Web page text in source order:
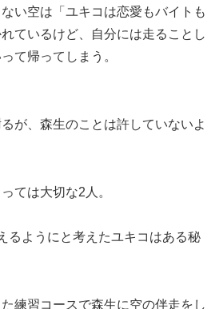
い空は「ユキコは恋愛もバイトも
ているけど、自分には走ることし
て帰ってしまう。
が、森生のことは許していないよ
ては大切な2人。
るようにと考えたユキコはある秘
練習コースで森生に空の伴走をし